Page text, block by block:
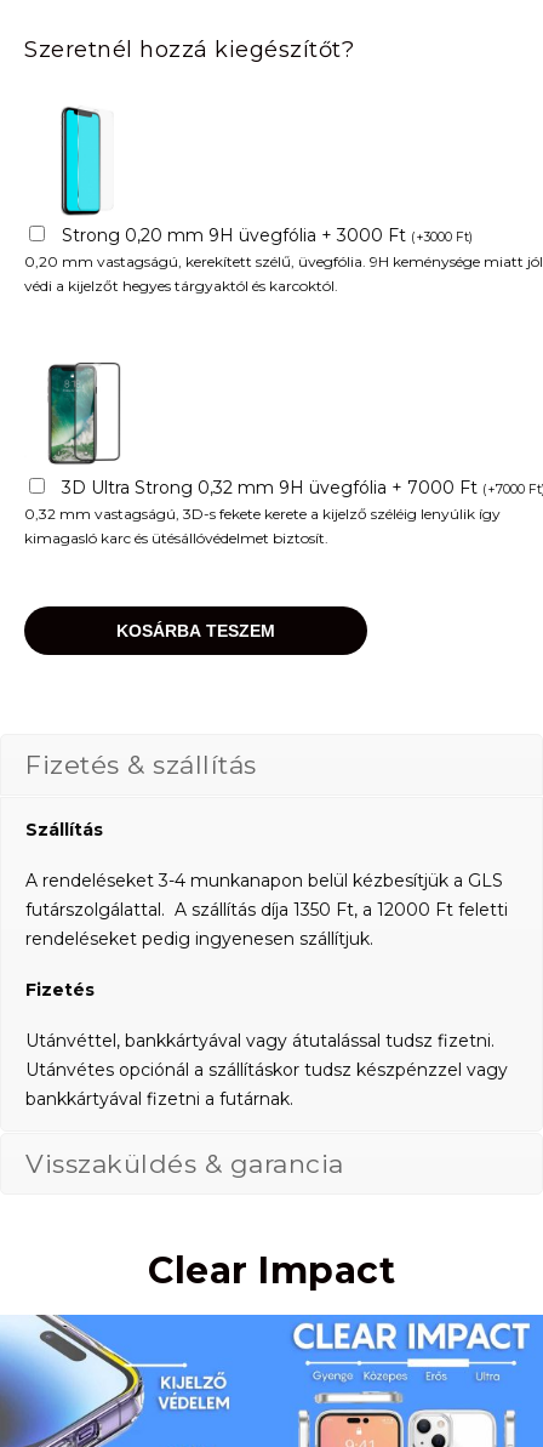
was:
5990 Ft.
is:
4490 Ft.
Szeretnél hozzá kiegészítőt?
Strong 0,20 mm 9H üvegfólia + 3000 Ft (+3000 Ft)
0,20 mm vastagságú, kerekített szélű, üvegfólia. 9H keménysége miatt jól
védi a kijelzőt hegyes tárgyaktól és karcoktól.
3D Ultra Strong 0,32 mm 9H üvegfólia + 7000 Ft (+7000 Ft
0,32 mm vastagságú, 3D-s fekete kerete a kijelző széléig lenyúlik így
kimagasló karc és ütésállóvédelmet biztosít.
KOSÁRBA TESZEM
Fizetés & szállítás
Szállítás
A rendeléseket 3-4 munkanapon belül kézbesítjük a GLS
futárszolgálattal. A szállítás díja 1350 Ft, a 12000 Ft feletti
rendeléseket pedig ingyenesen szállítjuk.
Fizetés
Utánvéttel, bankkártyával vagy átutalással tudsz fizetni.
Utánvétes opciónál a szállításkor tudsz készpénzzel vagy
bankkártyával fizetni a futárnak.
Visszaküldés & garancia
Clear Impact